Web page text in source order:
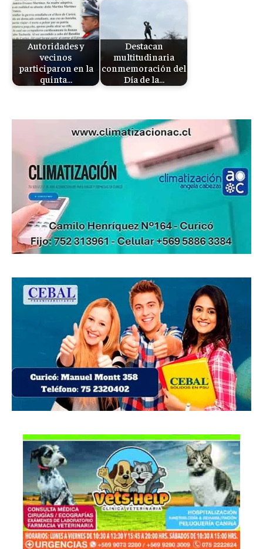
Autoridades y
vecinos
participaron en la
quinta…
Destacan
multitudinaria
conmemoración del
Día de la…